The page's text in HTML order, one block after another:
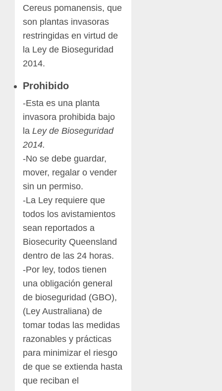
Cereus pomanensis, que
son plantas invasoras
restringidas en virtud de
la Ley de Bioseguridad
2014.
Prohibido
-Esta es una planta
invasora prohibida bajo
la Ley de Bioseguridad
2014.
-No se debe guardar,
mover, regalar o vender
sin un permiso.
-La Ley requiere que
todos los avistamientos
sean reportados a
Biosecurity Queensland
dentro de las 24 horas.
-Por ley, todos tienen
una obligación general
de bioseguridad (GBO),
(Ley Australiana) de
tomar todas las medidas
razonables y prácticas
para minimizar el riesgo
de que se extienda hasta
que reciban el